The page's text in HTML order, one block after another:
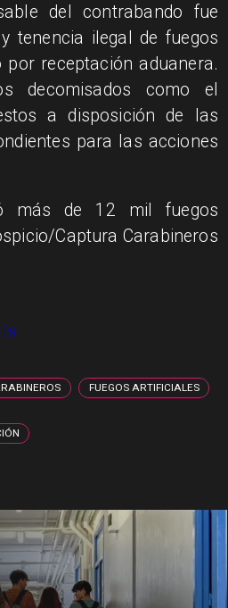
del contrabando fue
tenencia ilegal de fuegos
receptación aduanera.
decomisados como el
a disposición de las
para las acciones
más de 12 mil fuegos
Captura Carabineros
FUEGOS ARTIFICIALES